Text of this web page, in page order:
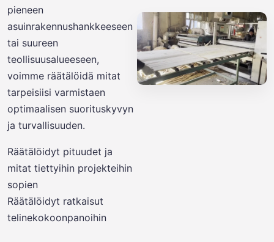
pieneen
asuinrakennushankkeeseen
tai suureen
teollisuusalueeseen,
voimme räätälöidä mitat
tarpeisiisi varmistaen
optimaalisen suorituskyvyn
ja turvallisuuden.
Räätälöidyt pituudet ja
mitat tiettyihin projekteihin
sopien
Räätälöidyt ratkaisut
telinekokoonpanoihin